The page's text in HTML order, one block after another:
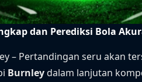
dan Perediksi Bola
– Pertandingan seru akan
Burnleydalam lanjutan